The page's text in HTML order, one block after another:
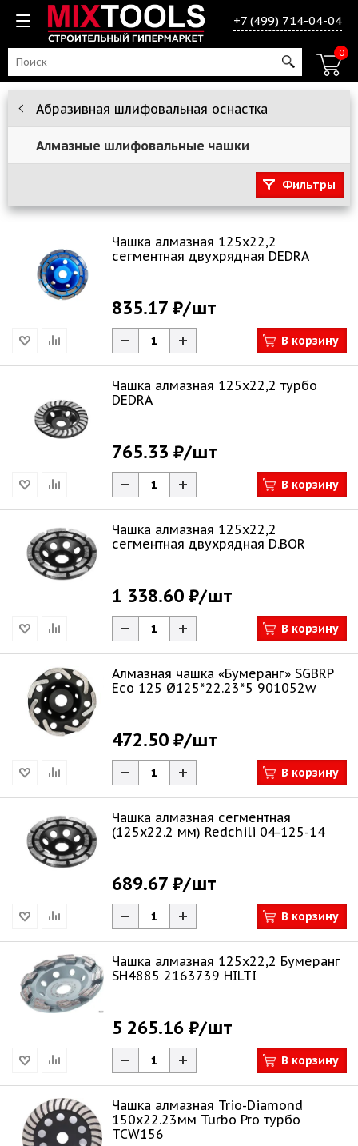
+7 (499) 714-04-04
0
Абразивная шлифовальная оснастка
Алмазные шлифовальные чашки
Фильтры
Чашка алмазная 125х22,2
сегментная двухрядная DEDRA
835.17 ₽/шт
В корзину
Чашка алмазная 125х22,2 турбо
DEDRA
765.33 ₽/шт
В корзину
Чашка алмазная 125х22,2
сегментная двухрядная D.BOR
1 338.60 ₽/шт
В корзину
Алмазная чашка «Бумеранг» SGBRP
Eco 125 Ø125*22.23*5 901052w
472.50 ₽/шт
В корзину
Чашка алмазная сегментная
(125х22.2 мм) Redchili 04-125-14
689.67 ₽/шт
В корзину
Чашка алмазная 125х22,2 Бумеранг
SH4885 2163739 HILTI
5 265.16 ₽/шт
В корзину
Чашка алмазная Trio-Diamond
150х22.23мм Turbo Pro турбо
TCW156